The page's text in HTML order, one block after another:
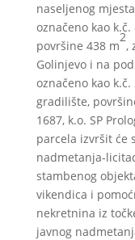
naseljenog
označeno kao
površine 438 m
2
,
Golinjevo i na
označeno kao
gradilište,
1687, k.o. SP
parcela izvršit će
nadmetanja-
stambenog
vikendica i
nekretnina iz
javnog